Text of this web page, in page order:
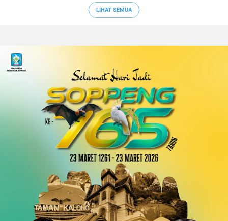
LIHAT SEMUA